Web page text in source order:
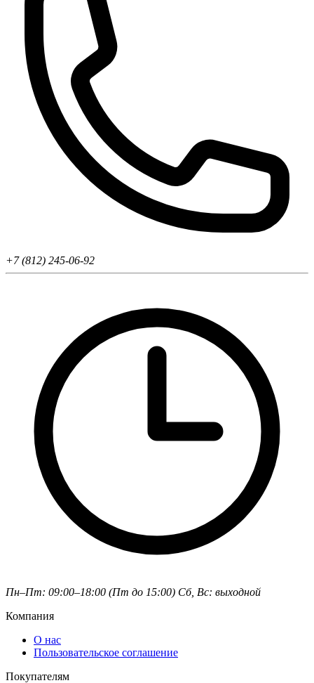
+7 (812) 245-06-92
Пн–Пт: 09:00–18:00 (Пт до 15:00) Сб, Вс: выходной
Компания
О нас
Пользовательское соглашение
Покупателям